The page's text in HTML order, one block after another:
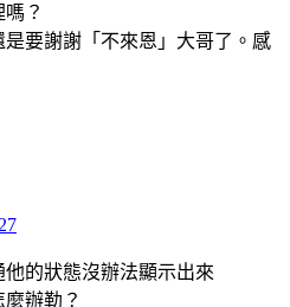
？
要謝謝「不來恩」大哥了。感
的狀態沒辦法顯示出來
辦勒？